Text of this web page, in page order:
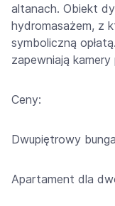
altanach. Obiekt
hydromasażem, z
symboliczną
zapewniają kamery
Ceny:
Dwupiętrowy
Apartament dla